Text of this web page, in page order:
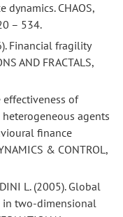
dynamics. CHAOS,
– 534.
Financial fragility
AND FRACTALS,
effectiveness of
agents
finance
& CONTROL,
L. (2005). Global
in two-dimensional